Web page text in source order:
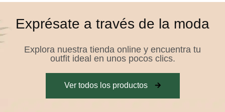
Exprésate a través de la moda
Explora nuestra tienda online y encuentra tu
outfit ideal en unos pocos clics.
Ver todos los productos